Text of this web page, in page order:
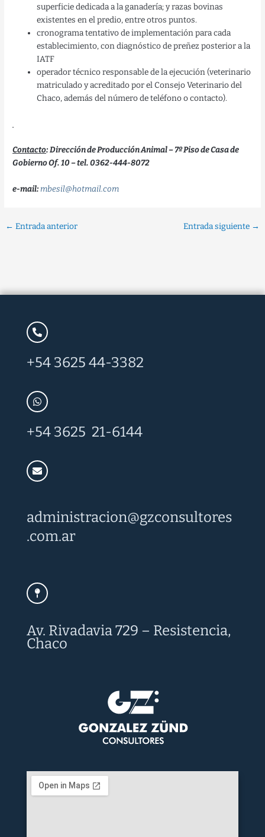
superficie dedicada a la ganadería; y razas bovinas
existentes en el predio, entre otros puntos.
cronograma tentativo de implementación para cada
establecimiento, con diagnóstico de preñez posterior a la
IATF
operador técnico responsable de la ejecución (veterinario
matriculado y acreditado por el Consejo Veterinario del
Chaco, además del número de teléfono o contacto).
Contacto: Dirección de Producción Animal – 7º Piso de Casa de
Gobierno Of. 10 – tel. 0362-444-8072
e-mail: mbesil@hotmail.com
← Entrada anterior Entrada siguiente →
+54 3625 44-3382
+54 3625 21-6144
administracion@gzconsultores
.com.ar
Av. Rivadavia 729 – Resistencia,
Chaco